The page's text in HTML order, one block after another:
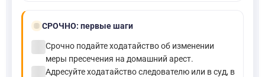
boltСРОЧНО: первые шаги
Срочно подайте ходатайство об изменении
меры пресечения на домашний арест.
Адресуйте ходатайство следователю или в суд, в